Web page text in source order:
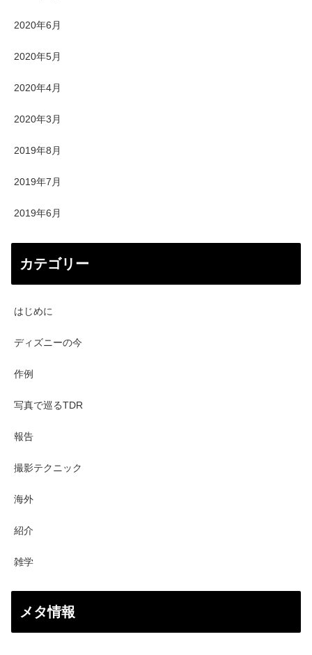
2020年6月
2020年5月
2020年4月
2020年3月
2019年8月
2019年7月
2019年6月
カテゴリー
はじめに
ディズニーの今
作例
写真で巡るTDR
報告
撮影テクニック
海外
紹介
雑学
メタ情報